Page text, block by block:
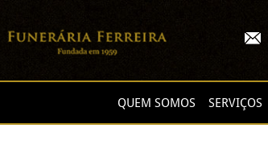
QUEM SOMOS SERVIÇOS